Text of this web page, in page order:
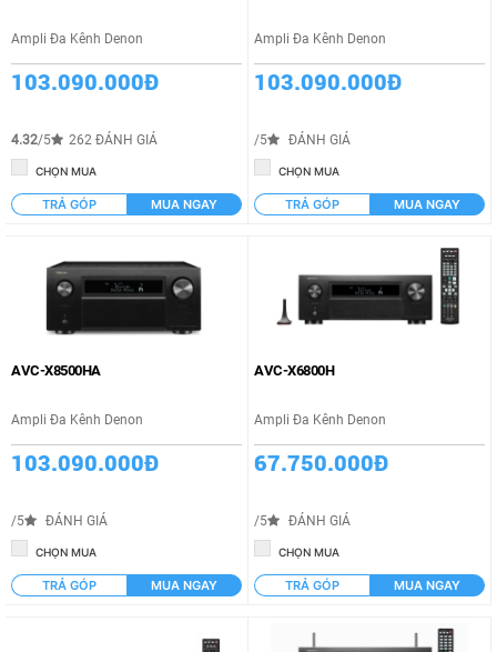
Ampli Đa Kênh Denon
103.090.000Đ
4.32/5 262 ĐÁNH GIÁ
CHỌN MUA
TRẢ GÓP MUA NGAY
Ampli Đa Kênh Denon
103.090.000Đ
/5 ĐÁNH GIÁ
CHỌN MUA
TRẢ GÓP MUA NGAY
AVC-X8500HA
Ampli Đa Kênh Denon
103.090.000Đ
/5 ĐÁNH GIÁ
CHỌN MUA
TRẢ GÓP MUA NGAY
AVC-X6800H
Ampli Đa Kênh Denon
67.750.000Đ
/5 ĐÁNH GIÁ
CHỌN MUA
TRẢ GÓP MUA NGAY